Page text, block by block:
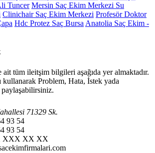
Tuncer Mersin Saç Ekim Merkezi Su
Clinichair Saç Ekim Merkezi Profesör Doktor
Hdc Protez Saç Bursa Anatolia Saç Ekim -
tüm ileitşim bilgileri aşağıda yer almaktadır.
kullanarak Problem, Hata, İstek yada
71329 Sk.
93 54
93 54
XXX XX XX